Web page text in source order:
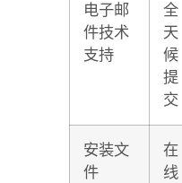
电子邮
件技术
支持
全
天
候
提
交
安装文
件
在
线